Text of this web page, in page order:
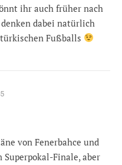
ihr auch früher nach
dabei natürlich
Fußballs
von Fenerbahce und
Finale, aber